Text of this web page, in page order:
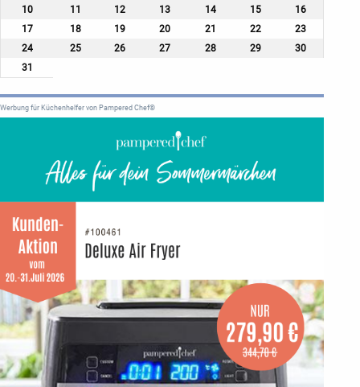
10
11 12 13 14 15
16
17
18 19 20 21 22
23
24
25 26 27 28 29
30
31
Werbung für Küchenhelfer von Pampered Chef®